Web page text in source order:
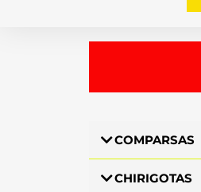
COMPARSAS
CHIRIGOTAS